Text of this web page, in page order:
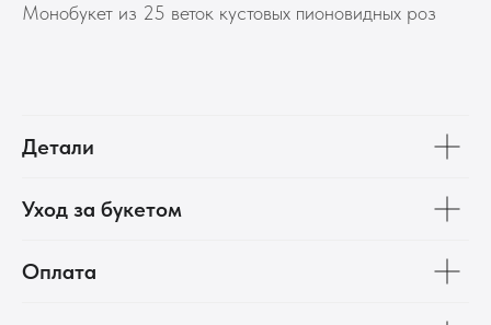
Монобукет из 25 веток кустовых пионовидных роз
Детали
Уход за букетом
Оплата